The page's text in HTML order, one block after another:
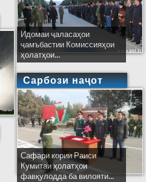
Идомаи ҷаласаҳои
ҷамъбастии Комиссияҳои
ҳолатҳои...
Сарбози наҷот
Сафари кории Раиси
Кумитаи ҳолатҳои
фавқулодда ба вилояти...